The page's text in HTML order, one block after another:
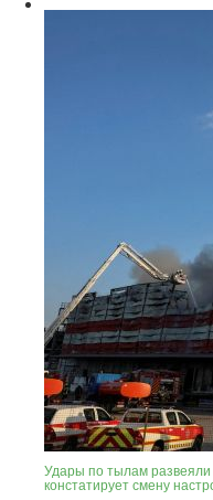
Удары по тылам
констатирует смену